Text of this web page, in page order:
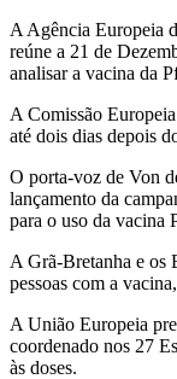
A Agência Europeia
reúne a 21 de
analisar a vacina da
A Comissão
até dois dias depois
O porta-voz de Von
lançamento da
para o uso da vacina
A Grã-Bretanha e os
pessoas com a
A União Europeia
coordenado nos 27
às doses.